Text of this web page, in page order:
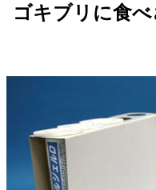
ゴキブリに食